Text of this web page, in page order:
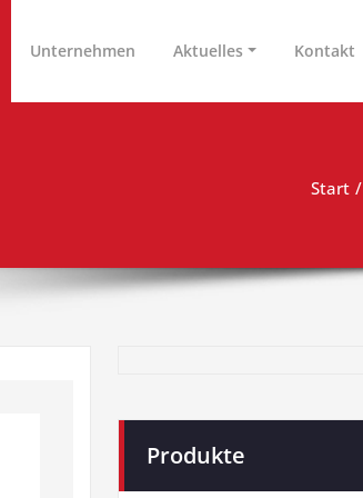
Unternehmen Aktuelles Kontakt
Start
Produkte